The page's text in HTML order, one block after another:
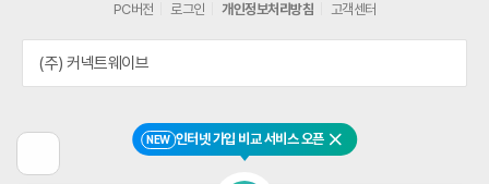
전
NEW 인터넷 가입 비교 서비스 오픈 닫기
PC버전 로그인 개인정보처리방침 고객센터
(주) 커넥트웨이브